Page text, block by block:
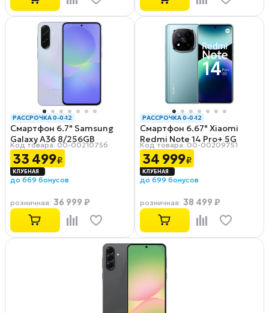
РАССРОЧКА 0-0-12
Смартфон 6.7" Samsung
Galaxy A36 8/256GB
Awesome Lavender
Код товара: 00-00210756
33 499₽
до 669 бонусов
розничная: 36 999 ₽
РАССРОЧКА 0-0-12
Смартфон 6.67" Xiaomi
Redmi Note 14 Pro+ 5G
8/256GB Frost Blue
Код товара: 00-00209751
34 999₽
до 699 бонусов
розничная: 38 499 ₽